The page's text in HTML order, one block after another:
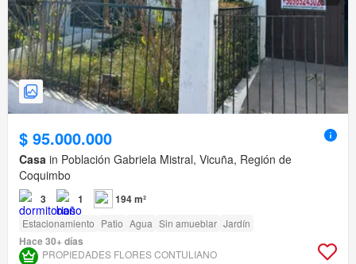
$ 95.000.000
Casa in Población Gabriela Mistral, Vicuña, Región de
Coquimbo
3 1 194 m²
Estacionamiento Patio Agua Sin amueblar Jardín
Hace 30+ días
PROPIEDADES FLORES CONTULIANO